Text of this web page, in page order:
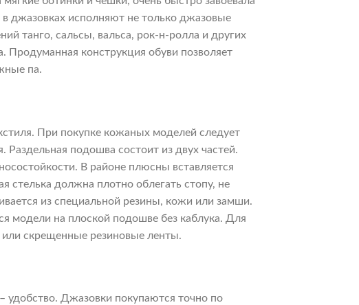
джазовках исполняют не только джазовые
танго, сальсы, вальса, рок-н-ролла и других
Продуманная конструкция обуви позволяет
па.
При покупке кожаных моделей следует
Раздельная подошва состоит из двух частей.
В районе плюсны вставляется
стелька должна плотно облегать стопу, не
из специальной резины, кожи или замши.
модели на плоской подошве без каблука. Для
или скрещенные резиновые ленты.
удобство. Джазовки покупаются точно по